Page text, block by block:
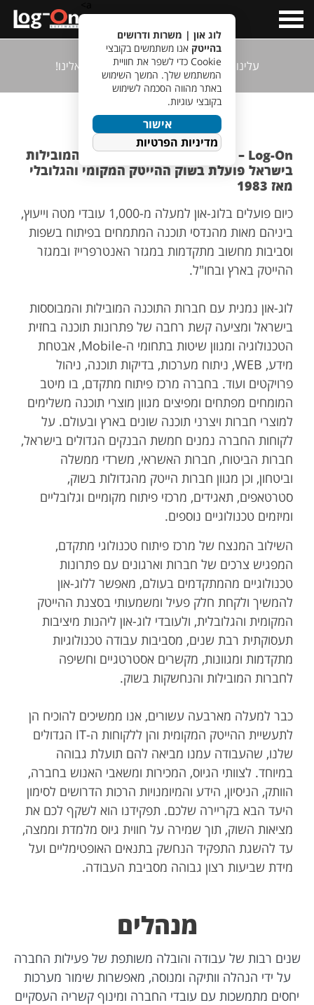
Menu
עלינו הנהלה מכירות גיוס הצטרפו אלינו!
קצת עלינו...
Log-On – מחברות התוכנה הוותיקות והמובילות
בישראל פועלת בשוק ההייטק המקומי והגלובלי
מאז 1983
כיום פועלים בלוג-און למעלה מ-1,000 עובדי מטה וייעוץ,
ביניהם מאות מהנדסי תוכנה המתמחים בפיתוח בשפות
וסביבות מחשוב מתקדמות במגזר האנטרפרייז ובמגזר
ההייטק בארץ ובחו"ל.
לוג-און נמנית עם חברות התוכנה המובילות והמבוססות
בישראל ומציעה קשת רחבה של פתרונות תוכנה בחזית
הטכנולוגיה ומגוון שיטות בתחומי ה-Mobile, אבטחת
מידע, WEB, ניתוח מערכות, בדיקות תוכנה, ניהול
פרויקטים ועוד. בחברה מרכז פיתוח מתקדם, בו מיטב
המומחים מפתחים ומפיצים מגוון מוצרי תוכנה משלימים
למוצרי חברות ויצרני תוכנה שונים בארץ ובעולם. על
לקוחות החברה נמנים חמשת הבנקים הגדולים בישראל,
חברות הביטוח, חברות האשראי, משרדי ממשלה
וביטחון, וכן מגוון חברות הייטק מהגדולות בשוק,
סטרטאפים, תאגידים, מרכזי פיתוח מקומיים וגלובליים
ומיזמים טכנולוגיים נוספים.
השילוב המנצח של מרכז פיתוח טכנולוגי מתקדם,
המפגיש צרכים של חברות וארגונים עם פתרונות
טכנולוגיים מהמתקדמים בעולם, מאפשר ללוג-און
להמשיך ולקחת חלק פעיל ומשמעותי בסצנת ההייטק
המקומית והגלובלית, ולעובדי לוג-און ליהנות מיציבות
תעסוקתית רבת שנים, מסביבות עבודה טכנולוגיות
מתקדמות ומגוונות, מקשרים אסטרטגיים וחשיפה
לחברות המובילות והנחשקות בשוק.
כבר למעלה מארבעה עשורים, אנו ממשיכים להוכיח הן
לתעשיית ההייטק המקומית והן ללקוחות ה-IT הגדולים
שלנו, שהעבודה עמנו מביאה להם תועלת גבוהה
במיוחד. לצוותי הגיוס, המכירות ומשאבי האנוש בחברה,
הוותק, הניסיון, הידע והמיומנויות הרכות הדרושים לסימון
היעד הבא בקריירה שלכם. תפקידנו הוא לשקף לכם את
מציאות השוק, תוך שמירה על חווית גיוס מלמדת וממצה,
עד להשגת התפקיד הנחשק בתנאים האופטימליים ועל
מידת שביעות רצון גבוהה מסביבת העבודה.
מנהלים
שנים רבות של עבודה והובלה משותפת של פעילות החברה
על ידי הנהלה וותיקה ומנוסה, מאפשרות שימור מערכות
יחסים מתמשכות עם עובדי החברה ומינוף קשריה העסקיים
לוג און | משרות ודרושים
בהייטק אנו משתמשים בקובצי
Cookie כדי לשפר את חוויית
המשתמש שלך. המשך השימוש
באתר מהווה הסכמה לשימוש
בקובצי עוגיות.
אישור
מדיניות הפרטיות